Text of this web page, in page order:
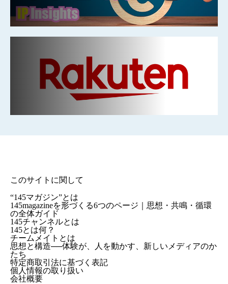
このサイトに関して
“145マガジン”とは
145magazineを形づくる6つのページ｜思想・共鳴・循環
の全体ガイド
145チャンネルとは
145とは何？
チームメイトとは
思想と構造──体験が、人を動かす、新しいメディアのか
たち
特定商取引法に基づく表記
個人情報の取り扱い
会社概要